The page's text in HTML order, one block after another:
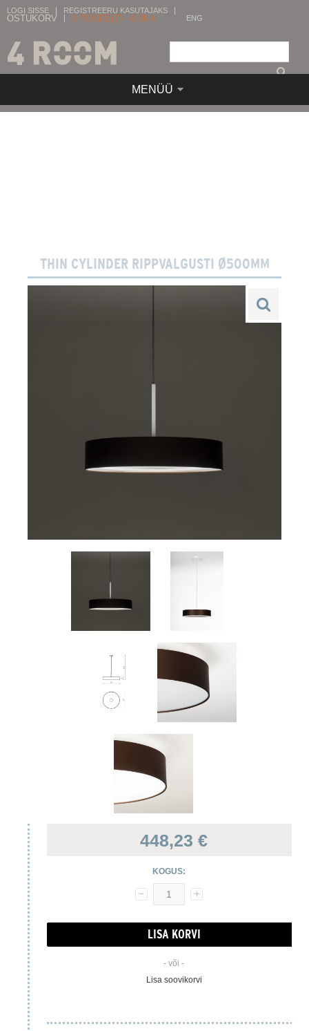
LOGI SISSE REGISTREERU KASUTAJAKS
OSTUKORV 0 TOODE(T) - 0,00 € ENG
MENÜÜ
THIN CYLINDER RIPPVALGUSTI Ø500MM
448,23 €
KOGUS:
- või -
Lisa soovikorvi